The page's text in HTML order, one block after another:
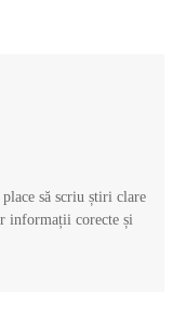
să scriu știri clare
informații corecte și